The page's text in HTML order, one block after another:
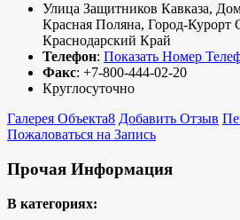
Улица Защитников Кавказа,
Красная Поляна, Город-Курорт
Краснодарский Край
Телефон: Показать Номер
Факс: +7-800-444-02-20
Круглосуточно
Галерея Объекта8 Добавить Отзыв
Пожаловаться на Запись
Прочая Информация
В категориях: